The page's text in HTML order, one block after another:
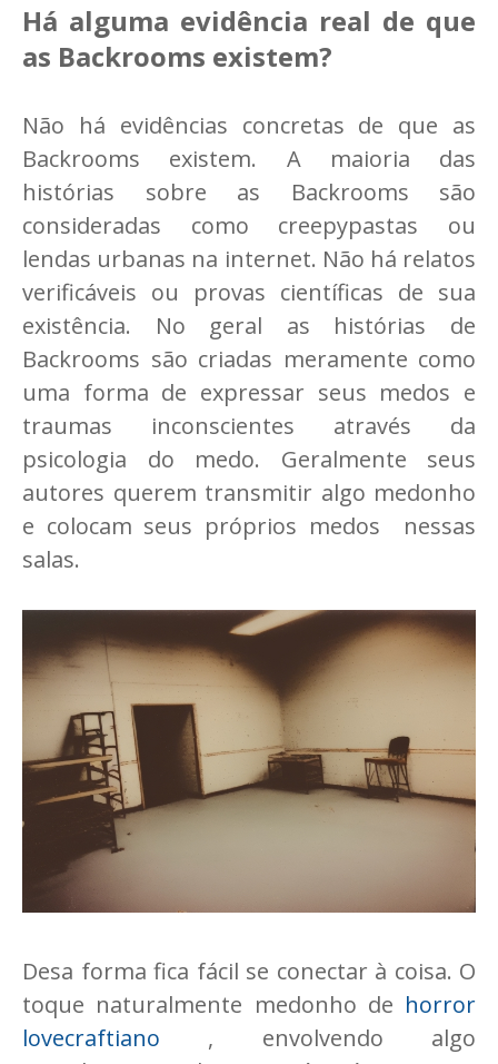
Há alguma evidência real de que
as Backrooms existem?
Não há evidências concretas de que as
Backrooms existem. A maioria das
histórias sobre as Backrooms são
consideradas como creepypastas ou
lendas urbanas na internet. Não há relatos
verificáveis ou provas científicas de sua
existência. No geral as histórias de
Backrooms são criadas meramente como
uma forma de expressar seus medos e
traumas inconscientes através da
psicologia do medo. Geralmente seus
autores querem transmitir algo medonho
e colocam seus próprios medos nessas
salas.
Desa forma fica fácil se conectar à coisa. O
toque naturalmente medonho de horror
lovecraftiano , envolvendo algo